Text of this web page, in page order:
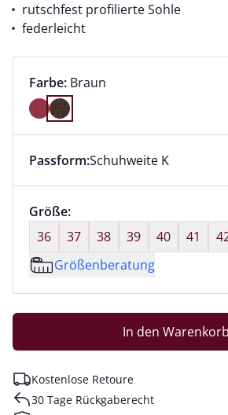
rutschfest profilierte Sohle
federleicht
Farbauswahl:
Farbe: aktuell ausgewählt:
Braun
Farbe Braun ausgewählt
Dieser Artikel hat die Passform
Passform:Schuhweite K
Größenauswahl:
Größe:nichts ausgewählt
36
37 38 39 40 41
Größenberatung
In den Warenkorb
Kostenlose Retoure
30 Tage Rückgaberecht